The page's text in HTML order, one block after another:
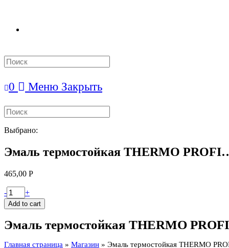
Search
this
0 Меню Закрыть
Search
this
website
Выбрано:
Эмаль термостойкая THERMO
465,00 Р
Эмаль
термостойкая
THERMO
650С
0.5
- +
Add to cart
Эмаль термостойкая THERMO
Главная страница » Магазин » Эмаль термостойкая THERMO